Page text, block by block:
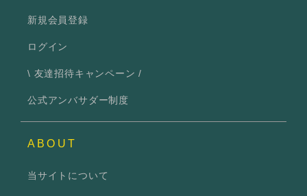
新規会員登録
ログイン
\ 友達招待キャンペーン /
公式アンバサダー制度
ABOUT
当サイトについて